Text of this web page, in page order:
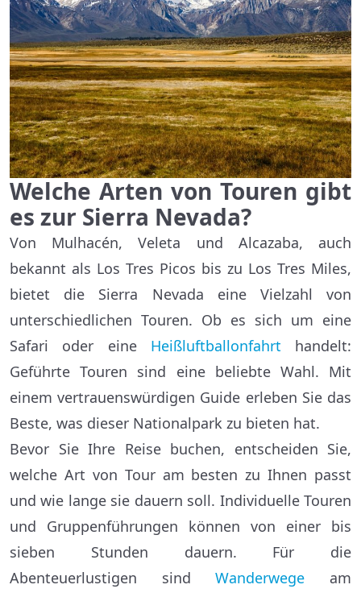
Welche Arten von Touren gibt
es zur Sierra Nevada?
Von Mulhacén, Veleta und Alcazaba, auch
bekannt als Los Tres Picos bis zu Los Tres Miles,
bietet die Sierra Nevada eine Vielzahl von
unterschiedlichen Touren. Ob es sich um eine
Safari oder eine Heißluftballonfahrt handelt:
Geführte Touren sind eine beliebte Wahl. Mit
einem vertrauenswürdigen Guide erleben Sie das
Beste, was dieser Nationalpark zu bieten hat.
Bevor Sie Ihre Reise buchen, entscheiden Sie,
welche Art von Tour am besten zu Ihnen passt
und wie lange sie dauern soll. Individuelle Touren
und Gruppenführungen können von einer bis
sieben Stunden dauern. Für die
Abenteuerlustigen sindWanderwege am